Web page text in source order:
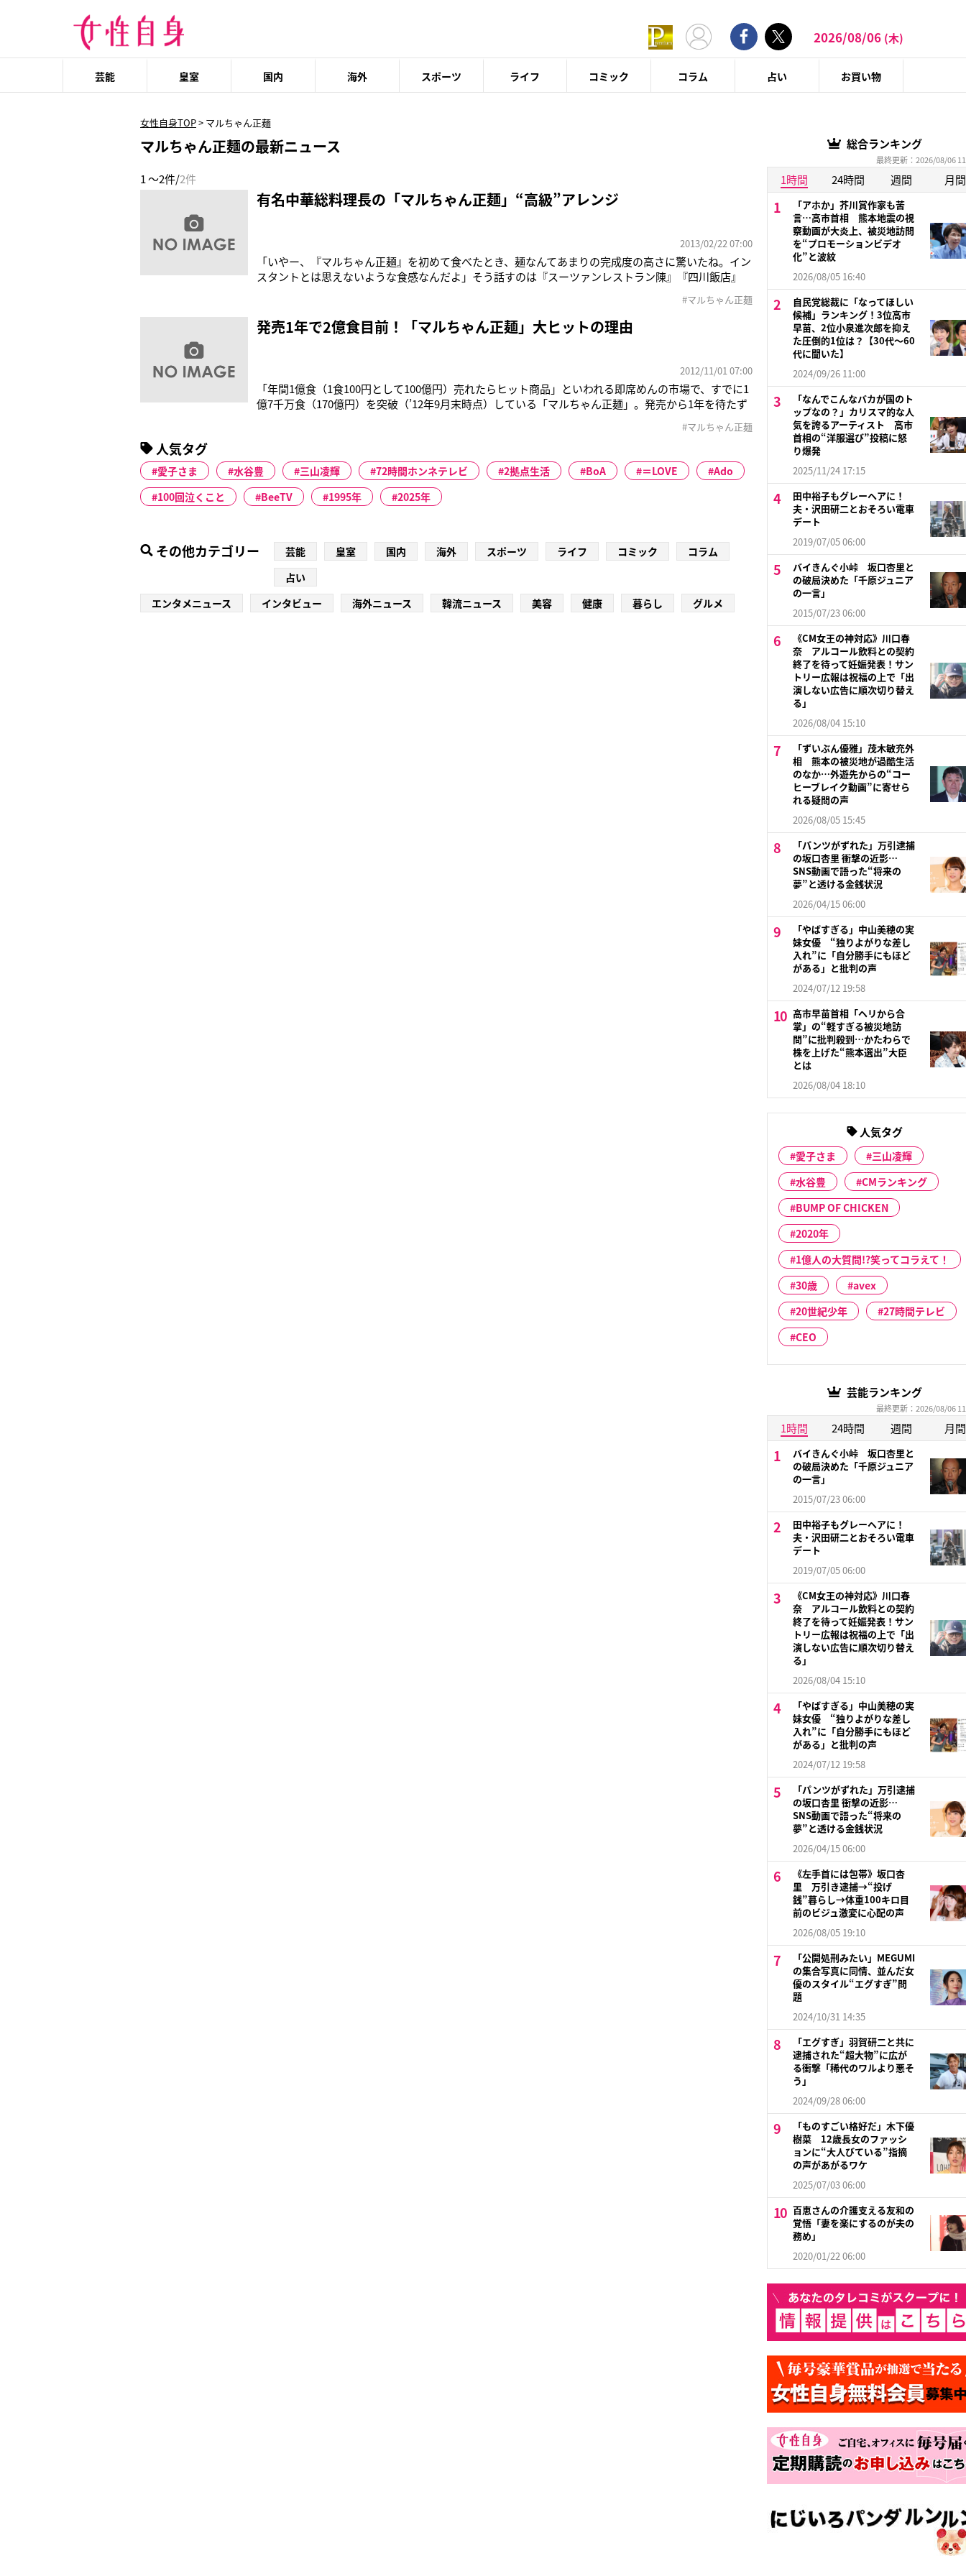
2026/08/06 (木)
芸能 皇室 国内 海外 スポーツ ライフ コミック コラム 占い お買い物
女性自身TOP> マルちゃん正麺
マルちゃん正麺の最新ニュース
1 ～2件/2件
有名中華総料理長の「マルちゃん正麺」“高級”アレンジ
2013/02/22 07:00
「いやー、『マルちゃん正麺』を初めて食べたとき、麺なんてあまりの完成度の高さに驚いたね。イン
スタントとは思えないような食感なんだよ」そう話すのは『スーツァンレストラン陳』『四川飯店』
ほどクオリティが高い。そんなインスタント食品やコンビニフードをさらに美味しくするアレンジレシ
ピを、菰田さんが教えてくれた。『東
#マルちゃん正麺
発売1年で2億食目前！「マルちゃん正麺」大ヒットの理由
2012/11/01 07:00
「年間1億食（1食100円として100億円）売れたらヒット商品」といわれる即席めんの市場で、すでに1
億7千万食（170億円）を突破（’12年9月末時点）している「マルちゃん正麺」。発売から1年を待たず
産の担当者たちに、今だから話せる「マルちゃん正麺の開発秘話」を聞いた。「通常の場合、めんを
#マルちゃん正麺
人気タグ
愛子さま 水谷豊 三山凌輝 72時間ホンネテレビ 2拠点生活 BoA ＝LOVE
Ado
100回泣くこと
BeeTV 1995年 2025年
その他カテゴリー 芸能 皇室 国内 海外 スポーツ ライフ コミック
コラム
占い
エンタメニュース
インタビュー 海外ニュース 韓流ニュース 美容 健康 暮らし グルメ
総合ランキング
最終更新：2026/08/06
1時間 24時間 週間 月間
「アホか」芥川賞作家も苦
言…高市首相 熊本地震の視
察動画が大炎上、被災地訪問
を“プロモーションビデオ
化”と波紋
2026/08/05 16:40
自民党総裁に「なってほしい
候補」ランキング！3位高市
早苗、2位小泉進次郎を抑え
た圧倒的1位は？【30代〜60
代に聞いた】
2024/09/26 11:00
「なんでこんなバカが国のト
ップなの？」カリスマ的な人
気を誇るアーティスト 高市
首相の“洋服選び”投稿に怒
り爆発
2025/11/24 17:15
田中裕子もグレーヘアに！
夫・沢田研二とおそろい電車
デート
2019/07/05 06:00
バイきんぐ小峠 坂口杏里と
の破局決めた「千原ジュニア
の一言」
2015/07/23 06:00
《CM女王の神対応》川口春
奈 アルコール飲料との契約
終了を待って妊娠発表！サン
トリー広報は祝福の上で「出
演しない広告に順次切り替え
る」
2026/08/04 15:10
「ずいぶん優雅」茂木敏充外
相 熊本の被災地が過酷生活
のなか…外遊先からの“コー
ヒーブレイク動画”に寄せら
れる疑問の声
2026/08/05 15:45
「パンツがずれた」万引逮捕
の坂口杏里 衝撃の近影…
SNS動画で語った“将来の
夢”と透ける金銭状況
2026/04/15 06:00
「やばすぎる」中山美穂の実
妹女優 “独りよがりな差し
入れ”に「自分勝手にもほど
がある」と批判の声
2024/07/12 19:58
高市早苗首相「ヘリから合
掌」の“軽すぎる被災地訪
問”に批判殺到…かたわらで
株を上げた“熊本選出”大臣
とは
2026/08/04 18:10
人気タグ
愛子さま
三山凌輝
水谷豊
CMランキング
BUMP OF CHICKEN
2020年
1億人の大質問!?笑ってコラえて！
30歳
avex
20世紀少年
27時間テレビ
CEO
芸能ランキング
最終更新：2026/08/06
1時間 24時間 週間 月間
バイきんぐ小峠 坂口杏里と
の破局決めた「千原ジュニア
の一言」
2015/07/23 06:00
田中裕子もグレーヘアに！
夫・沢田研二とおそろい電車
デート
2019/07/05 06:00
《CM女王の神対応》川口春
奈 アルコール飲料との契約
終了を待って妊娠発表！サン
トリー広報は祝福の上で「出
演しない広告に順次切り替え
る」
2026/08/04 15:10
「やばすぎる」中山美穂の実
妹女優 “独りよがりな差し
入れ”に「自分勝手にもほど
がある」と批判の声
2024/07/12 19:58
「パンツがずれた」万引逮捕
の坂口杏里 衝撃の近影…
SNS動画で語った“将来の
夢”と透ける金銭状況
2026/04/15 06:00
《左手首には包帯》坂口杏
里 万引き逮捕→“投げ
銭”暮らし→体重100キロ目
前のビジュ激変に心配の声
2026/08/05 19:10
「公開処刑みたい」MEGUMI
の集合写真に同情、並んだ女
優のスタイル“エグすぎ”問
題
2024/10/31 14:35
「エグすぎ」羽賀研二と共に
逮捕された“超大物”に広が
る衝撃「稀代のワルより悪そ
う」
2024/09/28 06:00
「ものすごい格好だ」木下優
樹菜 12歳長女のファッシ
ョンに“大人びている”指摘
の声があがるワケ
2025/07/03 06:00
百恵さんの介護支える友和の
覚悟「妻を楽にするのが夫の
務め」
2020/01/22 06:00